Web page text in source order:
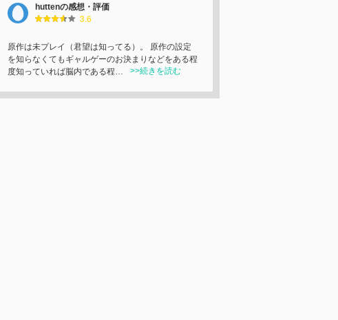
huttenの感想・評価
3.6
原作は未プレイ（君望は知ってる）。 原作の設定
を知らなくてもギャルゲーのお決まりなどをある程
度知っていれば脳内である程…
>>続きを読む